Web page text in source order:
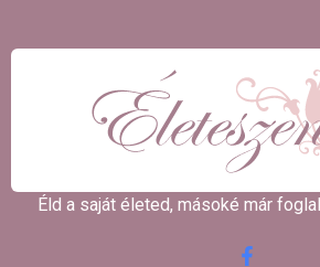
Éld a saját életed, másoké már